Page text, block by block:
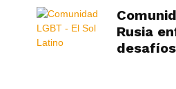
Rusia